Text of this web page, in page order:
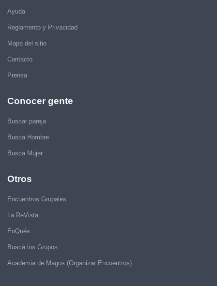
Ayuda
Reglamento y Privacidad
Mapa del sitio
Contacto
Prensa
Conocer gente
Buscar pareja
Busca Hombre
Busca Mujer
Otros
Encuentros Grupales
La ReVista
EnQués
Buscá los Grupos
Academia de Magos (Organizar Encuentros)